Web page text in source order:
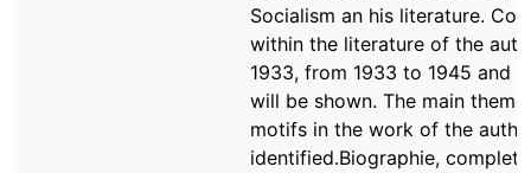
Socialism an his literature.
within the literature of the
1933, from 1933 to 1945 and
will be shown. The main
motifs in the work of the
identified.Biographie,